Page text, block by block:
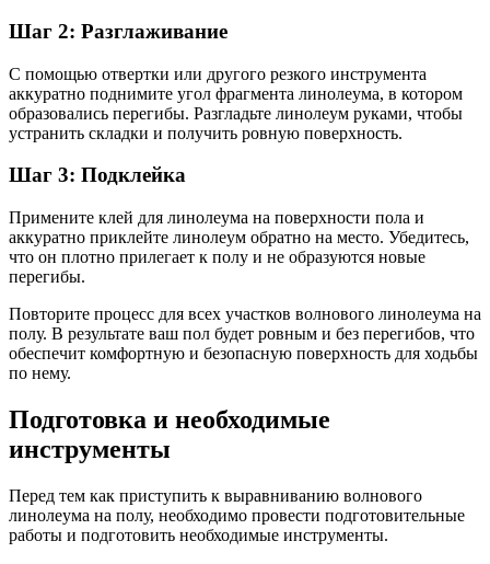
Шаг 2: Разглаживание
С помощью отвертки или другого резкого инструмента
аккуратно поднимите угол фрагмента линолеума, в котором
образовались перегибы. Разгладьте линолеум руками, чтобы
устранить складки и получить ровную поверхность.
Шаг 3: Подклейка
Примените клей для линолеума на поверхности пола и
аккуратно приклейте линолеум обратно на место. Убедитесь,
что он плотно прилегает к полу и не образуются новые
перегибы.
Повторите процесс для всех участков волнового линолеума на
полу. В результате ваш пол будет ровным и без перегибов, что
обеспечит комфортную и безопасную поверхность для ходьбы
по нему.
Подготовка и необходимые
инструменты
Перед тем как приступить к выравниванию волнового
линолеума на полу, необходимо провести подготовительные
работы и подготовить необходимые инструменты.